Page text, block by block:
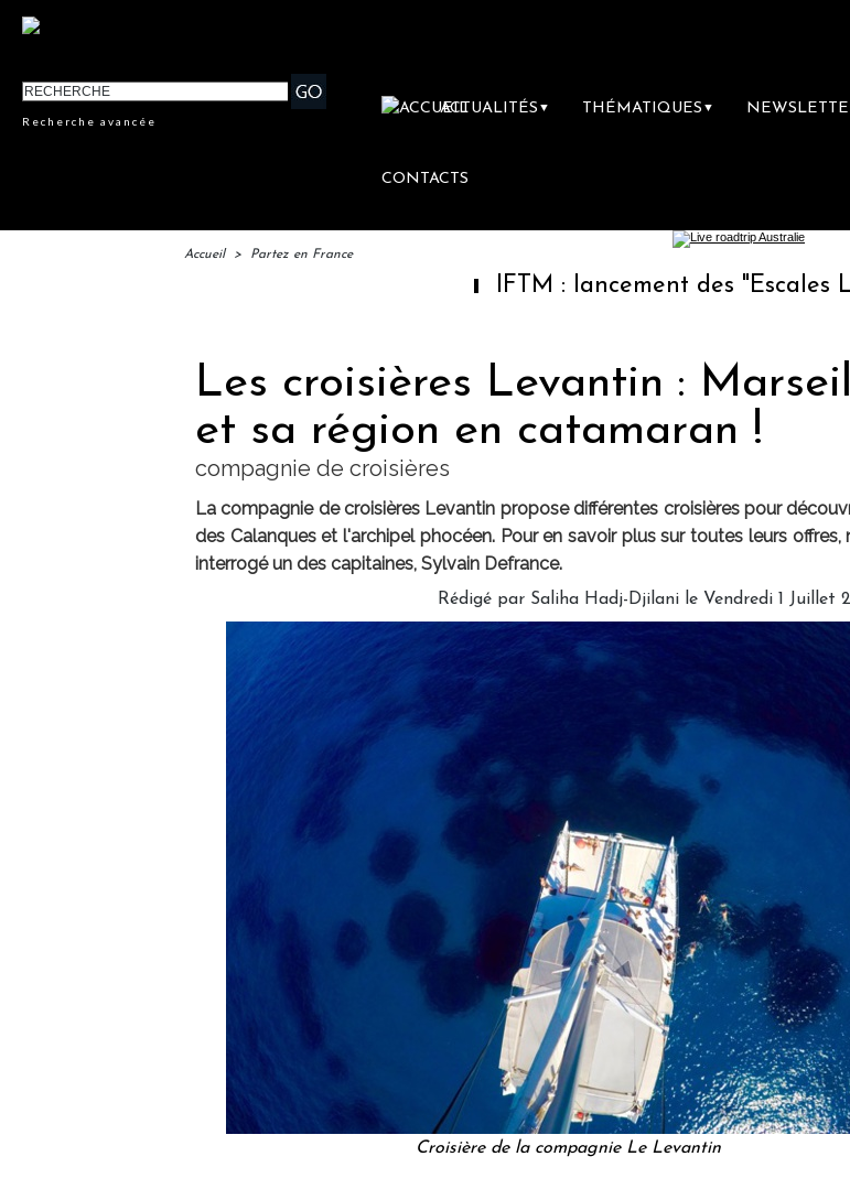
Recherche avancée
ACTUALITÉS ▼ THÉMATIQUES ▼
CONTACTS
Accueil > Partez en France
IFTM : lancement des "Escales
Les croisières Levantin :
et sa région en catamaran !
compagnie de croisières
La compagnie de croisières Levantin propose différentes croisières pour
des Calanques et l'archipel phocéen. Pour en savoir plus sur toutes leurs offres,
interrogé un des capitaines, Sylvain Defrance.
Rédigé par Saliha Hadj-Djilani le Vendredi 1 Juillet
Croisière de la compagnie Le Levantin